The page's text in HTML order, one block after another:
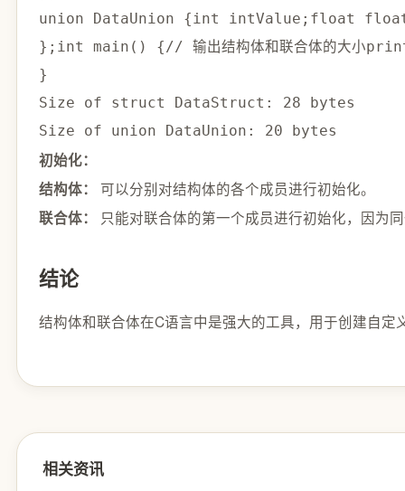
union DataUnion {int intValue ; float
} ; int main ( ) {// 输出结构体和联合体的大小
}
Size of struct DataStruct: 28 bytes
Size of union DataUnion: 20
初始化：
结构体：
可以分别对结构体的各个成员进行初始化。
联合体：
只能对联合体的第一个成员进行初始化，因为
结论
结构体和联合体在C语言中是强大的工具，用于创建自
相关资讯